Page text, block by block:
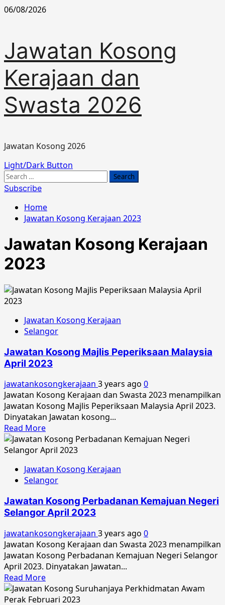
Skip
06/08/2026
Jawatan Kosong
Kerajaan dan
Swasta 2026
Jawatan Kosong 2026
Primary
Menu
Light/Dark Button
Search
for:
Subscribe
Home
Jawatan Kosong Kerajaan 2023
Jawatan Kosong Kerajaan
2023
Jawatan Kosong Kerajaan
Selangor
Jawatan Kosong Majlis Peperiksaan Malaysia
April 2023
jawatankosongkerajaan 3 years ago 0
Jawatan Kosong Kerajaan dan Swasta 2023 menampilkan
Jawatan Kosong Majlis Peperiksaan Malaysia April 2023.
Dinyatakan Jawatan kosong...
Read MoreRead
more
about
Kosong
Majlis
Malaysia
April
Jawatan Kosong Kerajaan
Selangor
Jawatan Kosong Perbadanan Kemajuan Negeri
Selangor April 2023
jawatankosongkerajaan 3 years ago 0
Jawatan Kosong Kerajaan dan Swasta 2023 menampilkan
Jawatan Kosong Perbadanan Kemajuan Negeri Selangor
April 2023. Dinyatakan Jawatan...
Read MoreRead
more
about